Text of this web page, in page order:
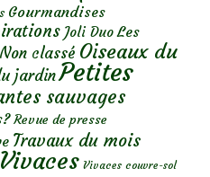
Gourmandises
Joli Duo Les
Non classé Oiseaux du
jardinPetites
sauvages
Revue de presse
Travaux du mois
Vivaces Vivaces couvre-sol